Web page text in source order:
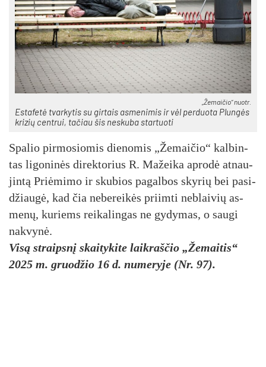
„Žemaičio“ nuotr.
Es­ta­fe­tė tvar­ky­tis su gir­tais as­me­nimis ir vėl per­duo­ta Plun­gės
kri­zių cent­rui, ta­čiau šis ne­sku­ba star­tuo­ti
Spa­lio pir­mo­sio­mis die­no­mis „Že­mai­čio“ kal­bin­
tas li­go­ni­nės di­rek­to­rius R. Ma­žei­ka ap­ro­dė at­nau­
jin­tą Priė­mi­mo ir sku­bios pa­gal­bos sky­rių bei pa­si­
džiau­gė, kad čia ne­be­rei­kės priim­ti ne­blai­vių as­
me­nų, ku­riems rei­ka­lin­gas ne gy­dy­mas, o sau­gi
nak­vy­nė.
Visą straipsnį skaitykite laikraščio „Žemaitis“
2025 m. gruodžio 16 d. numeryje (Nr. 97).